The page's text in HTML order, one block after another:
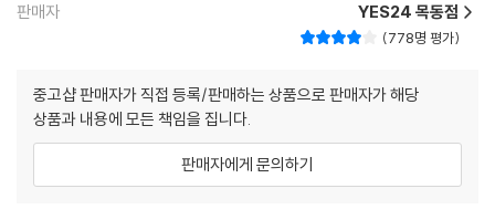
판매자 YES24 목동점
778명 평가
중고샵 판매자가 직접 등록/판매하는 상품으로 판매자가 해당
상품과 내용에 모든 책임을 집니다.
판매자에게 문의하기